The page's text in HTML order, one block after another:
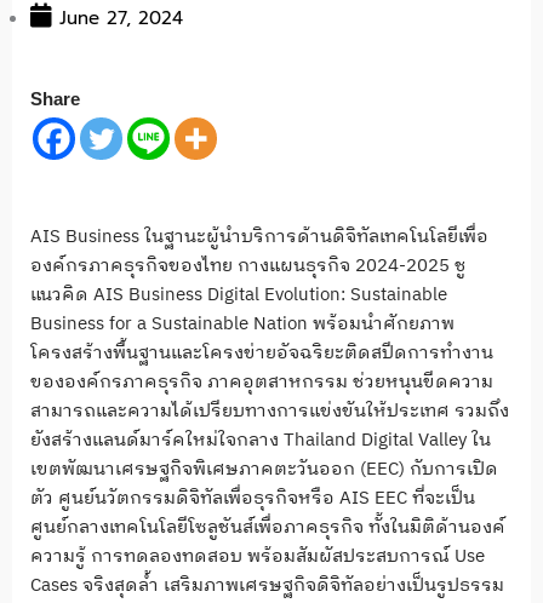
June 27, 2024
Share
AIS Business ในฐานะผู้นำบริการด้านดิจิทัลเทคโนโลยีเพื่อ
องค์กรภาคธุรกิจของไทย กางแผนธุรกิจ 2024-2025 ชู
แนวคิด AIS Business Digital Evolution: Sustainable
Business for a Sustainable Nation พร้อมนำศักยภาพ
โครงสร้างพื้นฐานและโครงข่ายอัจฉริยะติดสปีดการทำงาน
ขององค์กรภาคธุรกิจ ภาคอุตสาหกรรม ช่วยหนุนขีดความ
สามารถและความได้เปรียบทางการแข่งขันให้ประเทศ รวมถึง
ยังสร้างแลนด์มาร์คใหม่ใจกลาง Thailand Digital Valley ใน
เขตพัฒนาเศรษฐกิจพิเศษภาคตะวันออก (EEC) กับการเปิด
ตัว ศูนย์นวัตกรรมดิจิทัลเพื่อธุรกิจหรือ AIS EEC ที่จะเป็น
ศูนย์กลางเทคโนโลยีโซลูชันส์เพื่อภาคธุรกิจ ทั้งในมิติด้านองค์
ความรู้ การทดลองทดสอบ พร้อมสัมผัสประสบการณ์ Use
Cases จริงสุดล้ำ เสริมภาพเศรษฐกิจดิจิทัลอย่างเป็นรูปธรรม